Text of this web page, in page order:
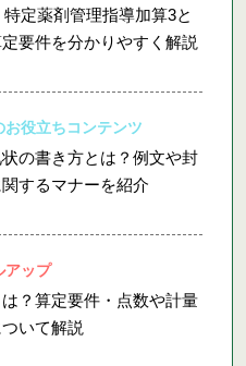
特定薬剤管理指導加算3と
要件を分かりやすく解説
お役立ちコンテンツ
の書き方とは？例文や封
するマナーを紹介
アップ
？算定要件・点数や計量
いて解説